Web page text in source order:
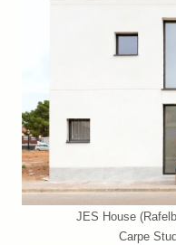
JES House
Carpe